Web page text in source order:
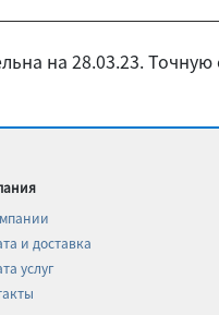
на 28.03.23.
и доставка
услуг